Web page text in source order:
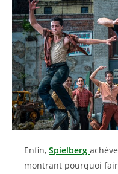
Enfin, Spielberg
montrant pourquoi